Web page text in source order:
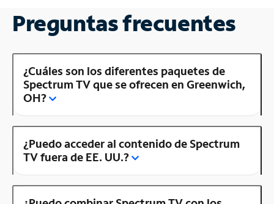
Preguntas frecuentes
¿Cuáles son los diferentes paquetes de
Spectrum TV que se ofrecen en Greenwich,
OH?
¿Puedo acceder al contenido de Spectrum
TV fuera de EE. UU.?